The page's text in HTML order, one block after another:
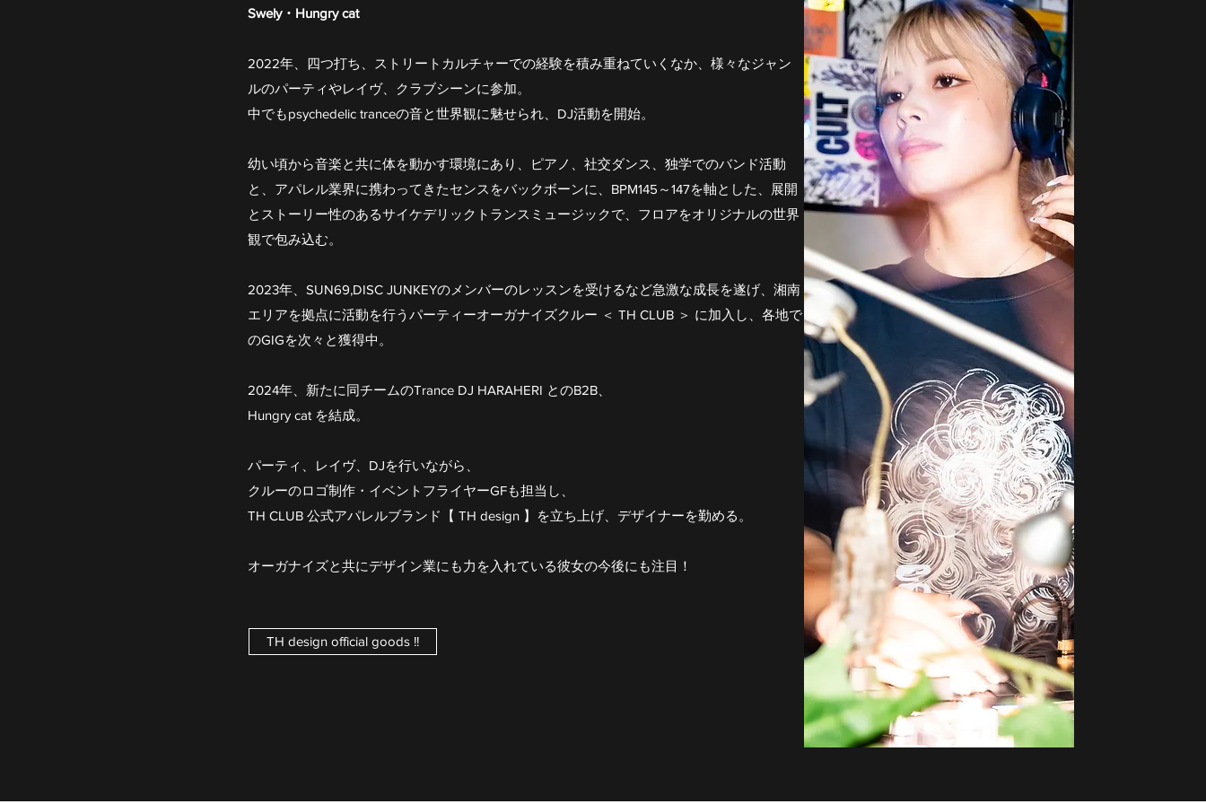
Swely・Hungry cat
2022年、四つ打ち、ストリートカルチャーでの経験を積み重ねていくなか、様々なジャン
ルのパーティやレイヴ、クラブシーンに参加。
中でもpsychedelic tranceの音と世界観に魅せられ、DJ活動を開始。
幼い頃から音楽と共に体を動かす環境にあり、ピアノ、社交ダンス、独学でのバンド活動
と、アパレル業界に携わってきたセンスをバックボーンに、BPM145～147を軸とした、展開
とストーリー性のあるサイケデリックトランスミュージックで、フロアをオリジナルの世界
観で包み込む。
2023年、SUN69,DISC JUNKEYのメンバーのレッスンを受けるなど急激な成長を遂げ、湘南
エリアを拠点に活動を行うパーティーオーガナイズクルー ＜ TH CLUB ＞ に加入し、各地で
のGIGを次々と獲得中。
2024年、新たに同チームのTrance DJ HARAHERI とのB2B、
Hungry cat を結成。
パーティ、レイヴ、DJを行いながら、
クルーのロゴ制作・イベントフライヤーGFも担当し、
TH CLUB 公式アパレルブランド【 TH design 】を立ち上げ、デザイナーを勤める。
オーガナイズと共にデザイン業にも力を入れている彼女の今後にも注目！
TH design official goods !!